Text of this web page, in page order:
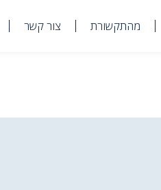
מהתקשורת צור קשר